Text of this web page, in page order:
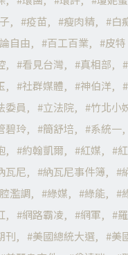
疫苗 瘦肉精
白
自由
百工百業
皮
看見台灣 真相部
社群媒體 神伯洋
委員 立法院 竹北小
碧玲 簡舒培 系統一
約翰凱爾 紅媒
瓦尼 納瓦尼事件簿
濫調
綠媒 綠能
網路霸凌 網軍
刊 美國總統大選
美